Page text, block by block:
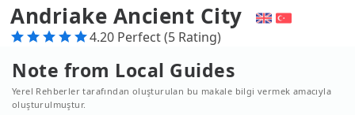
Andriake Ancient City
4.20 Perfect (5 Rating)
Note from Local Guides
Yerel Rehberler tarafından oluşturulan bu makale bilgi vermek amacıyla
oluşturulmuştur.